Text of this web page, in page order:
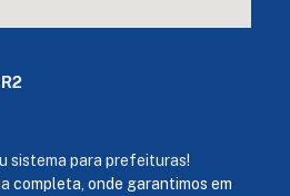
sistema para prefeituras!
completa, onde garantimos em